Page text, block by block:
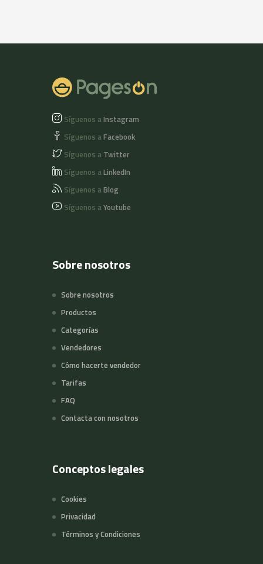
Síguenos aInstagram
Síguenos aFacebook
Síguenos a Twitter
Síguenos aLinkedIn
Síguenos aBlog
Síguenos aYoutube
Sobre nosotros
Sobre nosotros
Productos
Categorías
Vendedores
Cómo hacerte vendedor
Tarifas
FAQ
Contacta con nosotros
Conceptos legales
Cookies
Privacidad
Términos y Condiciones